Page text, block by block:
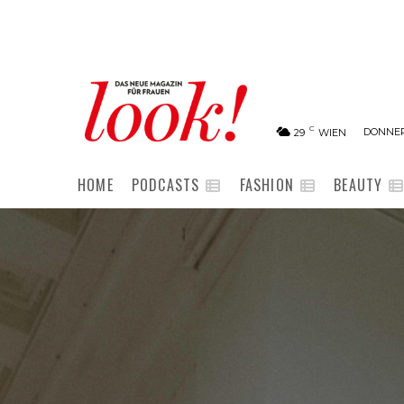
29 C WIEN
HOME PODCASTS FASHION BEAUTY